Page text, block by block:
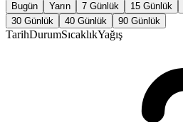
Bugün Yarın 7 Günlük 15 Günlük
30 Günlük
40 Günlük 90 Günlük
TarihDurumSıcaklıkYağış